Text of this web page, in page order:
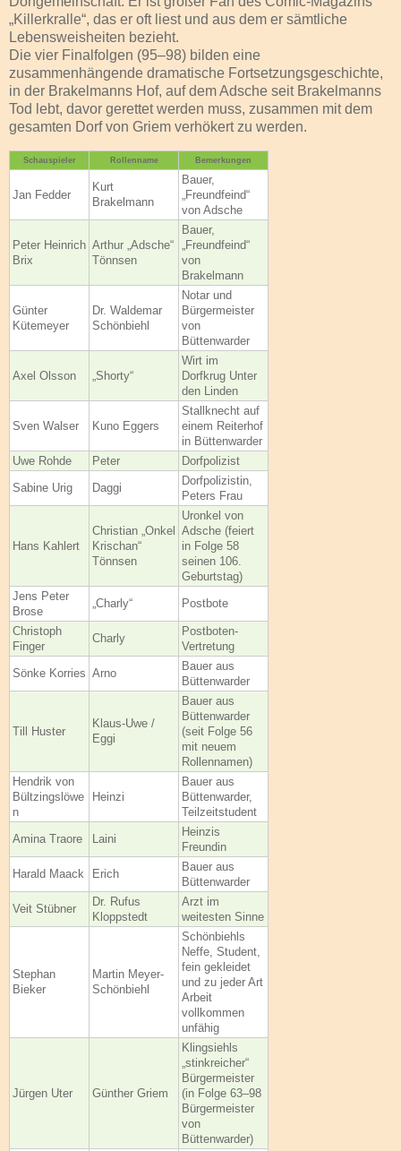
„Killerkralle“, das er oft liest und aus dem er sämtliche
Lebensweisheiten bezieht.
Die vier Finalfolgen (95–98) bilden eine
zusammenhängende dramatische Fortsetzungsgeschichte,
in der Brakelmanns Hof, auf dem Adsche seit Brakelmanns
Tod lebt, davor gerettet werden muss, zusammen mit dem
gesamten Dorf von Griem verhökert zu werden.
Schauspieler Rollenname Bemerkungen
Jan Fedder
Kurt
Brakelmann
Bauer,
„Freundfeind“
von Adsche
Peter Heinrich
Brix
Arthur „Adsche“
Tönnsen
Bauer,
„Freundfeind“
von
Brakelmann
Günter
Kütemeyer
Dr. Waldemar
Schönbiehl
Notar und
Bürgermeister
von
Büttenwarder
Axel Olsson „Shorty“
Wirt im
Dorfkrug Unter
den Linden
Sven Walser Kuno Eggers
Stallknecht auf
einem Reiterhof
in Büttenwarder
Uwe Rohde
Peter
Dorfpolizist
Sabine Urig
Daggi
Dorfpolizistin,
Peters Frau
Hans Kahlert
Christian „Onkel
Krischan“
Tönnsen
Uronkel von
Adsche (feiert
in Folge 58
seinen 106.
Geburtstag)
Jens Peter
Brose
„Charly“ Postbote
Christoph
Finger
Charly
Postboten-
Vertretung
Sönke Korries Arno
Bauer aus
Büttenwarder
Till Huster
Klaus-Uwe /
Eggi
Bauer aus
Büttenwarder
(seit Folge 56
mit neuem
Rollennamen)
Hendrik von
Bültzingslöwe
n
Heinzi
Bauer aus
Büttenwarder,
Teilzeitstudent
Amina Traore
Laini
Heinzis
Freundin
Harald Maack
Erich
Bauer aus
Büttenwarder
Veit Stübner
Dr. Rufus
Kloppstedt
Arzt im
weitesten Sinne
Stephan
Bieker
Martin Meyer-
Schönbiehl
Schönbiehls
Neffe, Student,
fein gekleidet
und zu jeder Art
Arbeit
vollkommen
unfähig
Jürgen Uter Günther Griem
Klingsiehls
„stinkreicher“
Bürgermeister
(in Folge 63–98
Bürgermeister
von
Büttenwarder)